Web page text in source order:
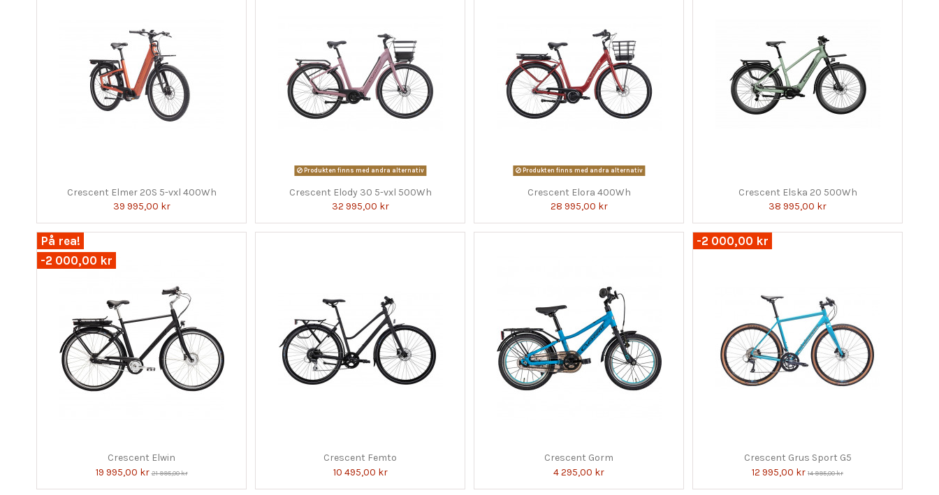
Crescent Elmer 20S 5-vxl 400Wh
39 995,00 kr
Produkten finns med andra alternativ
Crescent Elody 30 5-vxl 500Wh
32 995,00 kr
Produkten finns med andra alternativ
Crescent Elora 400Wh
28 995,00 kr
Crescent Elska 20 500Wh
38 995,00 kr
På rea!
-2 000,00 kr
Crescent Elwin
19 995,00 kr21 995,00 kr
Crescent Femto
10 495,00 kr
Crescent Gorm
4 295,00 kr
-2 000,00 kr
Crescent Grus Sport G5
12 995,00 kr 14 995,00 kr